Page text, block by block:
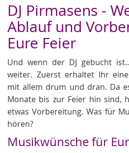
DJ Pirmasens -
Ablauf und
Eure Feier
Und wenn der DJ gebucht
weiter. Zuerst erhaltet Ihr
mit allem drum und dran. Da
Monate bis zur Feier hin sind,
etwas Vorbereitung. Was für
hören?
Musikwünsche für